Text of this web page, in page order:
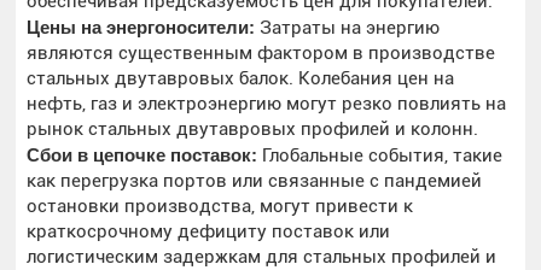
Цены на энергоносители: Затраты на энергию
являются существенным фактором в производстве
стальных двутавровых балок. Колебания цен на
нефть, газ и электроэнергию могут резко повлиять на
рынок стальных двутавровых профилей и колонн.
Сбои в цепочке поставок: Глобальные события, такие
как перегрузка портов или связанные с пандемией
остановки производства, могут привести к
краткосрочному дефициту поставок или
логистическим задержкам для стальных профилей и